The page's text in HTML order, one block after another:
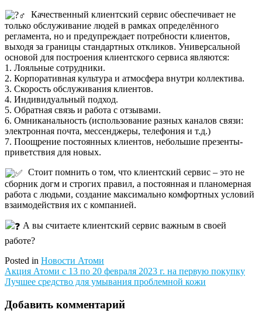
Качественный клиентский сервис обеспечивает не
только обслуживание людей в рамках определённого
регламента, но и предупреждает потребности клиентов,
выходя за границы стандартных откликов. Универсальной
основой для построения клиентского сервиса являются:
1. Лояльные сотрудники.
2. Корпоративная культура и атмосфера внутри коллектива.
3. Скорость обслуживания клиентов.
4. Индивидуальный подход.
5. Обратная связь и работа с отзывами.
6. Омниканальность (использование разных каналов связи:
электронная почта, мессенджеры, телефония и т.д.)
7. Поощрение постоянных клиентов, небольшие презенты-
приветствия для новых.
Стоит помнить о том, что клиентский сервис – это не
сборник догм и строгих правил, а постоянная и планомерная
работа с людьми, создание максимально комфортных условий
взаимодействия их с компанией.
А вы считаете клиентский сервис важным в своей
работе?
Posted in Новости Атоми
Навигация
по
записям
Акция Атоми с 13 по 20 февраля 2023 г. на первую покупку
Лучшее средство для умывания проблемной кожи
Добавить комментарий